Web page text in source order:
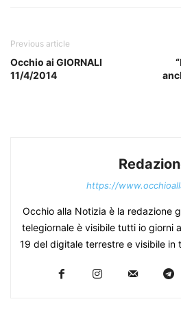
Previous article
Occhio ai GIORNALI
11/4/2014
https://
Occhio alla Notizia è la redazione
telegiornale è visibile tutti io giorni
19 del digitale terrestre e visibile in